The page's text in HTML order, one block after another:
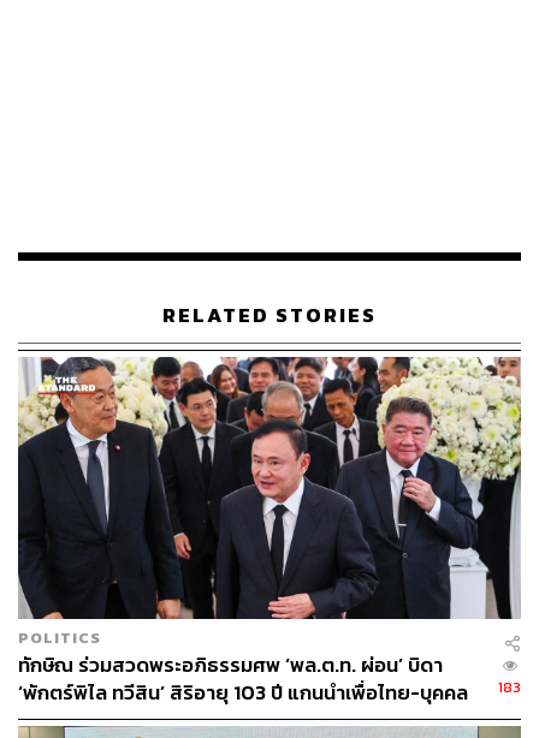
RELATED STORIES
POLITICS
ทักษิณ ร่วมสวดพระอภิธรรมศพ ‘พล.ต.ท. ผ่อน’ บิดา
‘พักตร์พิไล ทวีสิน’ สิริอายุ 103 ปี แกนนำเพื่อไทย-บุคคล
หลากวงการร่วมอาลัย
183